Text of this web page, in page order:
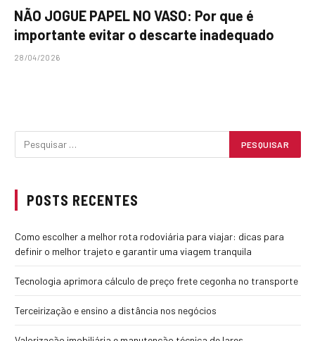
NÃO JOGUE PAPEL NO VASO: Por que é
importante evitar o descarte inadequado
28/04/2026
POSTS RECENTES
Como escolher a melhor rota rodoviária para viajar: dicas para
definir o melhor trajeto e garantir uma viagem tranquila
Tecnologia aprimora cálculo de preço frete cegonha no transporte
Terceirização e ensino a distância nos negócios